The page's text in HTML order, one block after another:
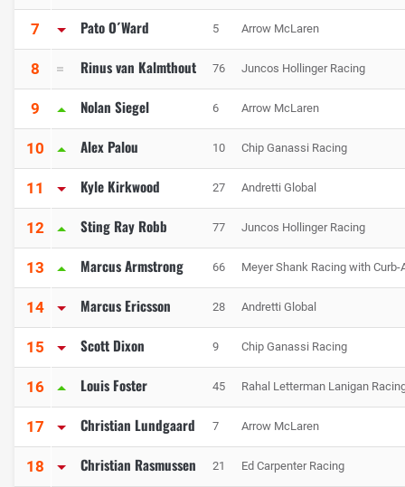
7 Pato O´Ward 5 Arrow McLaren
8 Rinus van Kalmthout 76 Juncos Hollinger Racing
9 Nolan Siegel 6 Arrow McLaren
10 Alex Palou 10 Chip Ganassi Racing
11 Kyle Kirkwood 27 Andretti Global
12 Sting Ray Robb 77 Juncos Hollinger Racing
13 Marcus Armstrong 66 Meyer Shank Racing with Curb-
14 Marcus Ericsson 28 Andretti Global
15 Scott Dixon 9 Chip Ganassi Racing
16 Louis Foster 45 Rahal Letterman Lanigan
17 Christian Lundgaard 7 Arrow McLaren
18 Christian Rasmussen 21 Ed Carpenter Racing